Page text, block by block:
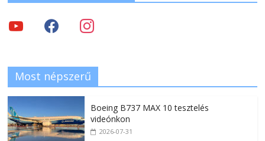
Most népszerű
Boeing B737 MAX 10 tesztelés
videónkon
2026-07-31